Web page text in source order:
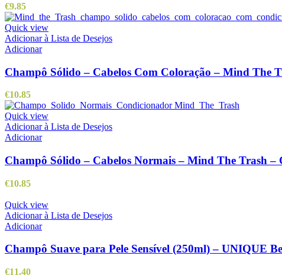
€9.85
Quick view
Adicionar à Lista de Desejos
Adicionar
Champô Sólido – Cabelos Com Coloração – Mind The
€10.85
Quick view
Adicionar à Lista de Desejos
Adicionar
Champô Sólido – Cabelos Normais – Mind The Trash
€10.85
Quick view
Adicionar à Lista de Desejos
Adicionar
Champô Suave para Pele Sensível (250ml) – UNIQUE
€11.40